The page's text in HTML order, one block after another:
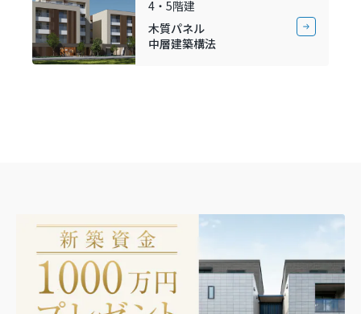
4・5階建
木質パネル
中層建築構法